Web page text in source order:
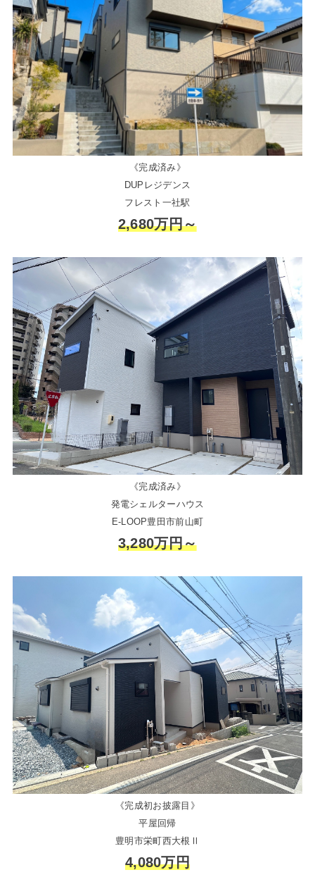
《完成済み》
DUPレジデンス
フレスト一社駅
2,680万円～
《完成済み》
発電シェルターハウス
E-LOOP豊田市前山町
3,280万円～
《完成初お披露目》
平屋回帰
豊明市栄町西大根Ⅱ
4,080万円